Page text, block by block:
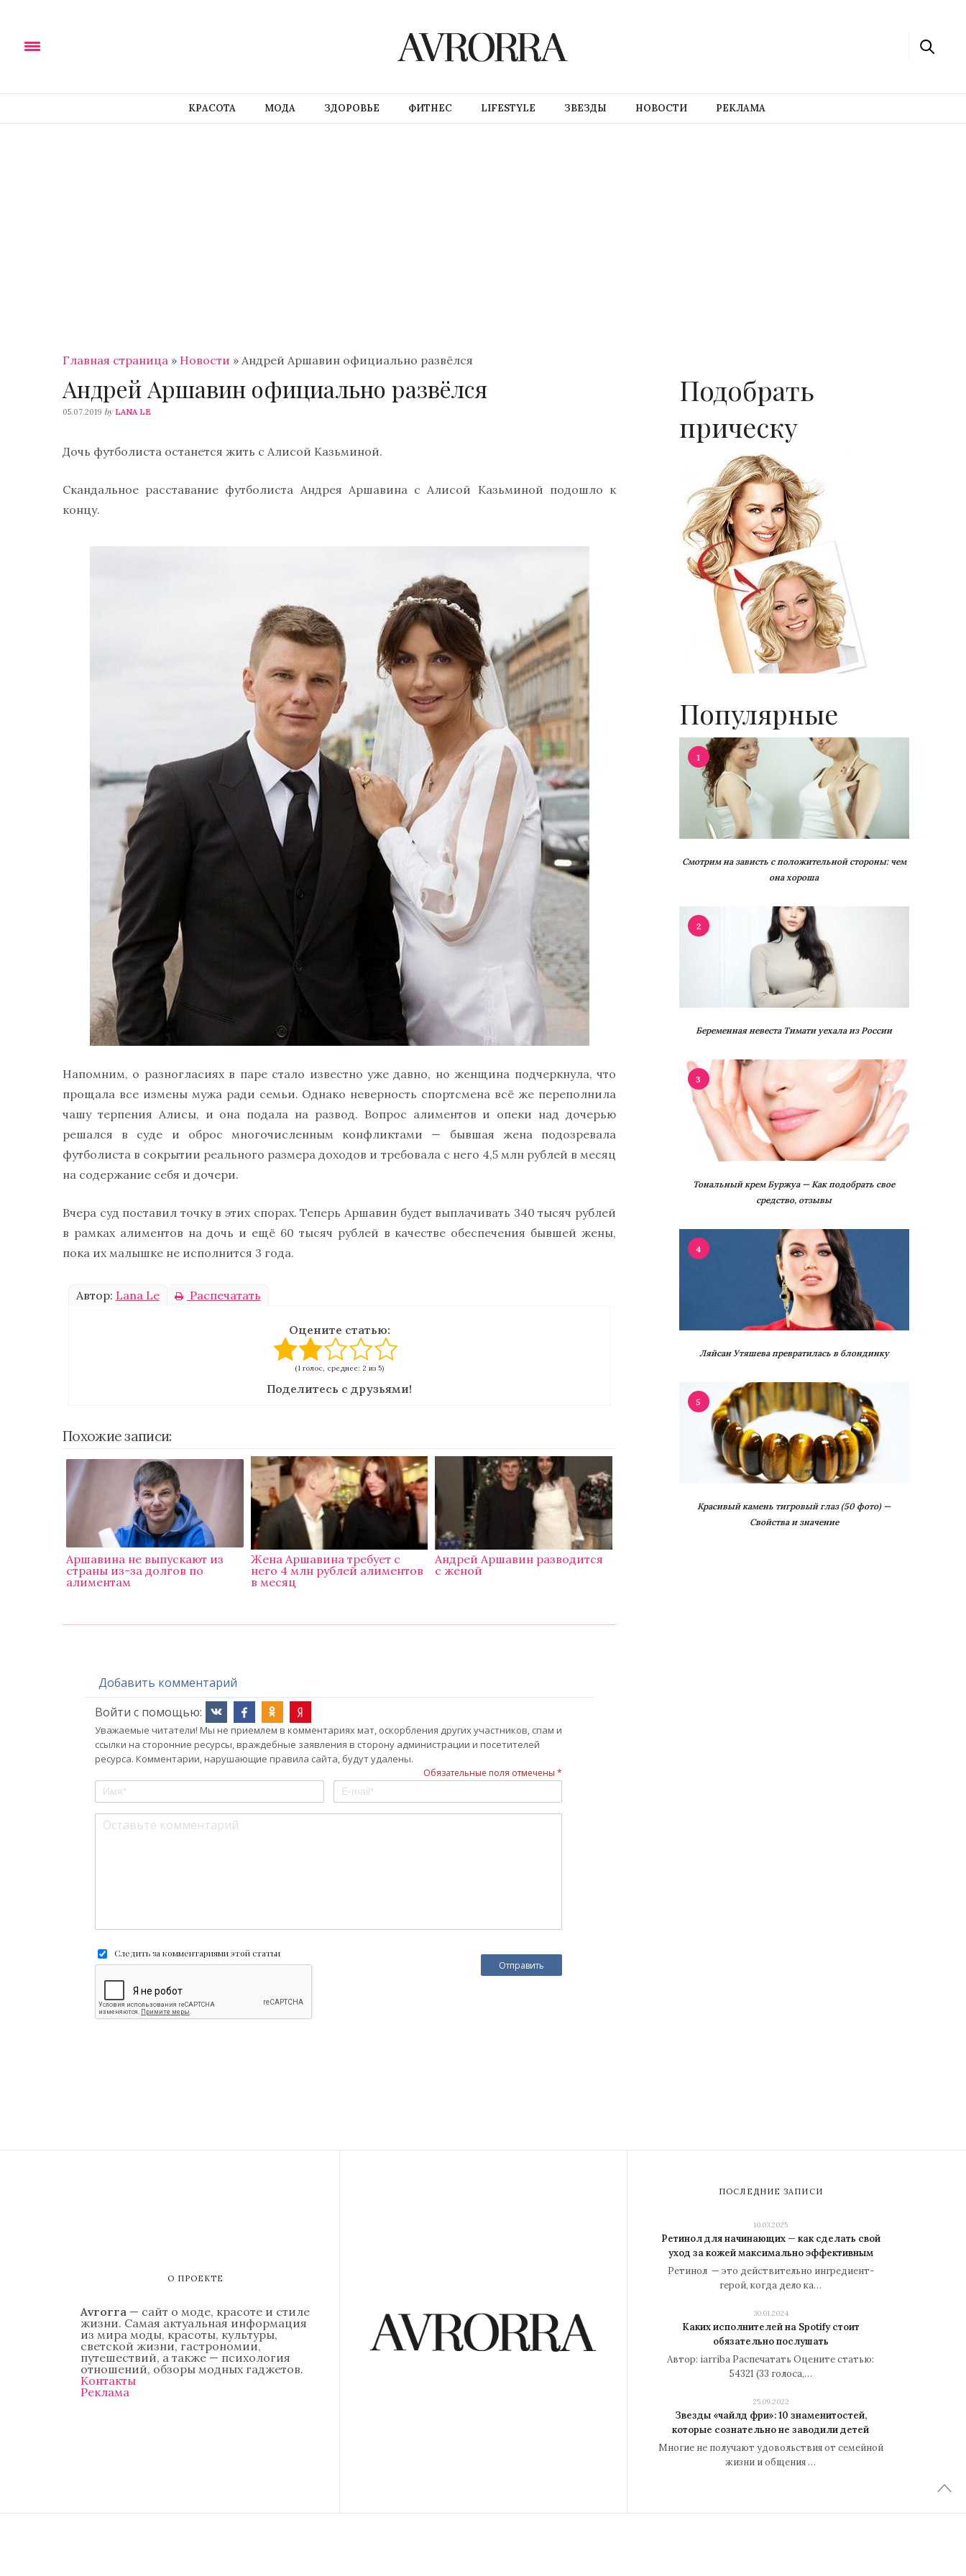
КРАСОТА МОДА ЗДОРОВЬЕ ФИТНЕС LIFESTYLE ЗВЕЗДЫ НОВОСТИ РЕКЛАМА
Главная страница » Новости » Андрей Аршавин официально развёлся
Андрей Аршавин официально развёлся
05.07.2019 by LANA LE
Дочь футболиста останется жить с Алисой Казьминой.
Скандальное расставание футболиста Андрея Аршавина с Алисой Казьминой подошло к
концу.
Напомним, о разногласиях в паре стало известно уже давно, но женщина подчеркнула, что
прощала все измены мужа ради семьи. Однако неверность спортсмена всё же переполнила
чашу терпения Алисы, и она подала на развод. Вопрос алиментов и опеки над дочерью
решался в суде и оброс многочисленным конфликтами — бывшая жена подозревала
футболиста в сокрытии реального размера доходов и требовала с него 4,5 млн рублей в месяц
на содержание себя и дочери.
Вчера суд поставил точку в этих спорах. Теперь Аршавин будет выплачивать 340 тысяч рублей
в рамках алиментов на дочь и ещё 60 тысяч рублей в качестве обеспечения бывшей жены,
пока их малышке не исполнится 3 года.
Автор: Lana Le Распечатать
Оцените статью:
(1 голос, среднее: 2 из 5)
Поделитесь с друзьями!
Похожие записи:
Аршавина не выпускают из
страны из-за долгов по
алиментам
Жена Аршавина требует с
него 4 млн рублей алиментов
в месяц
Андрей Аршавин разводится
с женой
Добавить комментарий
Войти с помощью:
Уважаемые читатели! Мы не приемлем в комментариях мат, оскорбления других участников, спам и
ссылки на сторонние ресурсы, враждебные заявления в сторону администрации и посетителей
ресурса. Комментарии, нарушающие правила сайта, будут удалены.
Обязательные поля отмечены *
Следить за комментариями этой статьи
Подобрать
прическу
Популярные
1
Смотрим на зависть с положительной стороны: чем
она хороша
2
Беременная невеста Тимати уехала из России
3
Тональный крем Буржуа — Как подобрать свое
средство, отзывы
4
Ляйсан Утяшева превратилась в блондинку
5
Красивый камень тигровый глаз (50 фото) —
Свойства и значение
О ПРОЕКТЕ
Avrorra — сайт о моде, красоте и стиле
жизни. Самая актуальная информация
из мира моды, красоты, культуры,
светской жизни, гастрономии,
путешествий, а также — психология
отношений, обзоры модных гаджетов.
Контакты
Реклама
ПОСЛЕДНИЕ ЗАПИСИ
10.03.2025
Ретинол для начинающих — как сделать свой
уход за кожей максимально эффективным
Ретинол — это действительно ингредиент-
герой, когда дело ка…
30.01.2024
Каких исполнителей на Spotify стоит
обязательно послушать
Автор: iarriba Распечатать Оцените статью:
54321 (33 голоса,…
25.09.2022
Звезды «чайлд фри»: 10 знаменитостей,
которые сознательно не заводили детей
Многие не получают удовольствия от семейной
жизни и общения …